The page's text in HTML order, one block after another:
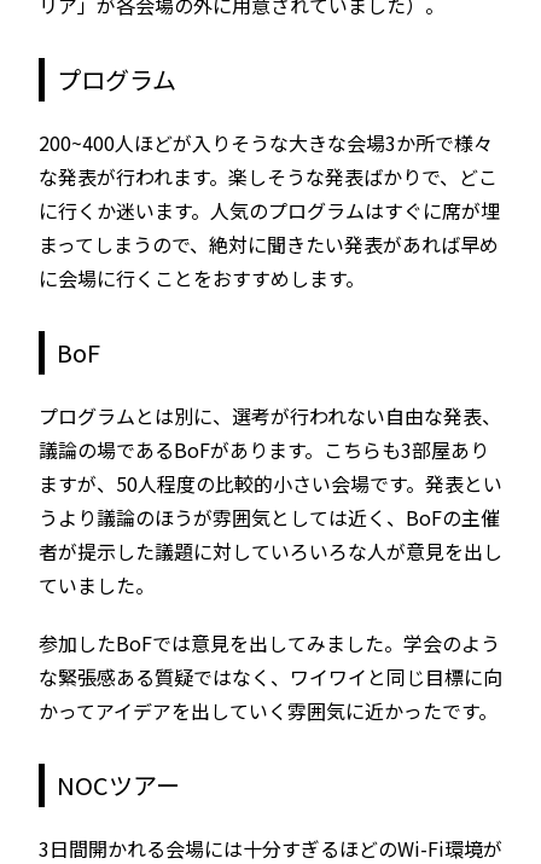
プログラム
200~400人ほどが入りそうな大きな会場3か所で様々
な発表が行われます。楽しそうな発表ばかりで、どこ
に行くか迷います。人気のプログラムはすぐに席が埋
まってしまうので、絶対に聞きたい発表があれば早め
に会場に行くことをおすすめします。
BoF
プログラムとは別に、選考が行われない自由な発表、
議論の場であるBoFがあります。こちらも3部屋あり
ますが、50人程度の比較的小さい会場です。発表とい
うより議論のほうが雰囲気としては近く、BoFの主催
者が提示した議題に対していろいろな人が意見を出し
ていました。
参加したBoFでは意見を出してみました。学会のよう
な緊張感ある質疑ではなく、ワイワイと同じ目標に向
かってアイデアを出していく雰囲気に近かったです。
NOCツアー
3日間開かれる会場には十分すぎるほどのWi-Fi環境が